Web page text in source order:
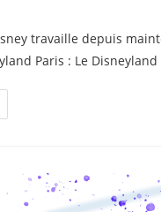
la
publication :
travaille depuis
Paris : Le